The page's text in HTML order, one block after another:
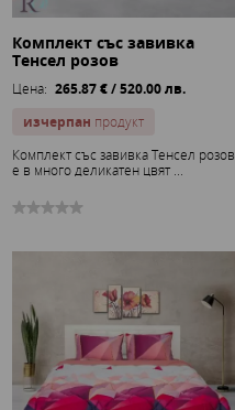
Комплект със завивка
Тенсел розов
Цена: 265.87 € / 520.00 лв.
изчерпан продукт
Комплект със завивка Тенсел розов
е в много деликатен цвят ...